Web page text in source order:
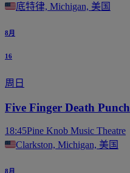
底特律, Michigan, 美国
8月
16
周日
Five Finger Death Punch
18:45Pine Knob Music Theatre
Clarkston, Michigan, 美国
8月